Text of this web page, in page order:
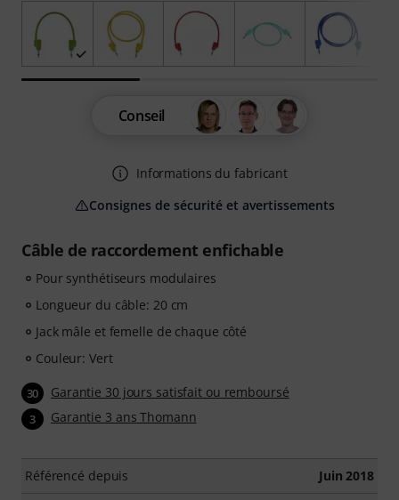
Câble de raccordement enfichable
Pour synthétiseurs modulaires
Longueur du câble: 20 cm
Jack mâle et femelle de chaque côté
Couleur: Vert
30 Garantie 30 jours satisfait ou remboursé
3 Garantie 3 ans Thomann
Référencé depuis Juin 2018
Conseil
Informations du fabricant
Consignes de sécurité et avertissements